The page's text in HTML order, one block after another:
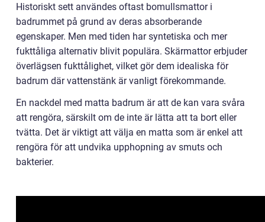
Historiskt sett användes oftast bomullsmattor i
badrummet på grund av deras absorberande
egenskaper. Men med tiden har syntetiska och mer
fukttåliga alternativ blivit populära. Skärmattor erbjuder
överlägsen fukttålighet, vilket gör dem idealiska för
badrum där vattenstänk är vanligt förekommande.
En nackdel med matta badrum är att de kan vara svåra
att rengöra, särskilt om de inte är lätta att ta bort eller
tvätta. Det är viktigt att välja en matta som är enkel att
rengöra för att undvika upphopning av smuts och
bakterier.